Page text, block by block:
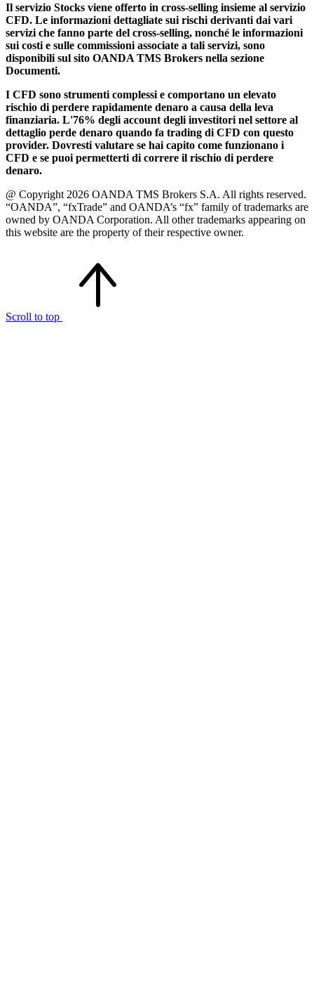
Il servizio Stocks viene offerto in cross-selling insieme al servizio
CFD. Le informazioni dettagliate sui rischi derivanti dai vari
servizi che fanno parte del cross-selling, nonché le informazioni
sui costi e sulle commissioni associate a tali servizi, sono
disponibili sul sito OANDA TMS Brokers nella sezione
Documenti.
I CFD sono strumenti complessi e comportano un elevato
rischio di perdere rapidamente denaro a causa della leva
finanziaria. L'76% degli account degli investitori nel settore al
dettaglio perde denaro quando fa trading di CFD con questo
provider. Dovresti valutare se hai capito come funzionano i
CFD e se puoi permetterti di correre il rischio di perdere
denaro.
@ Copyright 2026 OANDA TMS Brokers S.A. All rights reserved.
“OANDA”, “fxTrade” and OANDA’s “fx” family of trademarks are
owned by OANDA Corporation. All other trademarks appearing on
this website are the property of their respective owner.
Scroll to top